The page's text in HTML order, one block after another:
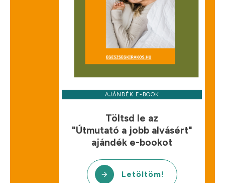
AJÁNDÉK E-BOOK
Töltsd le az
"Útmutató a jobb alvásért"
ajándék e-bookot
Letöltöm!